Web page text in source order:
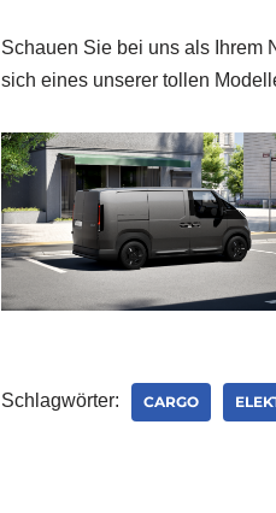
Schau­en Sie bei uns als Ihrem
sich eines unse­rer tol­len
Schlagwörter: CARGO